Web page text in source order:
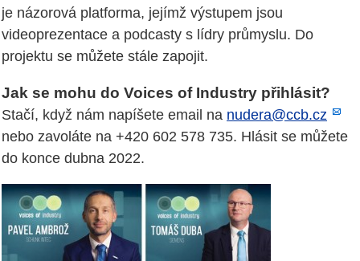
je názorová platforma, jejímž výstupem jsou
videoprezentace a podcasty s lídry průmyslu. Do
projektu se můžete stále zapojit.
Jak se mohu do Voices of Industry přihlásit?
Stačí, když nám napíšete email na nudera@ccb.cz
nebo zavoláte na +420 602 578 735. Hlásit se můžete
do konce dubna 2022.